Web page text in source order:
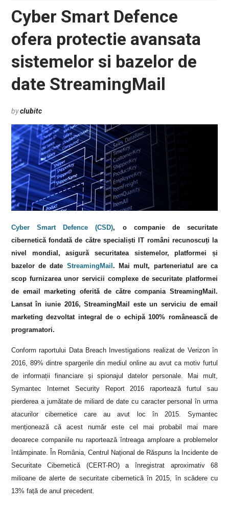
Cyber Smart Defence
ofera protectie avansata
sistemelor si bazelor de
date StreamingMail
byclubitc
Cyber Smart Defence (CSD), o companie de securitate
cibernetică fondată de către specialiști IT români recunoscuți la
nivel mondial, asigură securitatea sistemelor, platformei și
bazelor de date StreamingMail . Mai mult, parteneriatul are ca
scop furnizarea unor servicii complexe de securitate platformei
de email marketing oferită de către compania StreamingMail.
Lansat în iunie 2016, StreamingMail este un serviciu de email
marketing dezvoltat integral de o echipă 100% românească de
programatori.
Conform raportului Data Breach Investigations realizat de Verizon în
2016, 89% dintre spargerile din mediul online au avut ca motiv furtul
de informații financiare și spionajul datelor personale. Mai mult,
Symantec Internet Security Report 2016 raportează furtul sau
pierderea a jumătate de miliard de date cu caracter personal în urma
atacurilor cibernetice care au avut loc în 2015. Symantec
menționează că acest număr este cel mai probabil mai mare
deoarece companiile nu raportează întreaga amploare a problemelor
întâmpinate. În România, Centrul Național de Răspuns la Incidente de
Securitate Cibernetică (CERT-RO) a înregistrat aproximativ 68
milioane de alerte de securitate cibernetică în 2015, în scădere cu
13% față de anul precedent.